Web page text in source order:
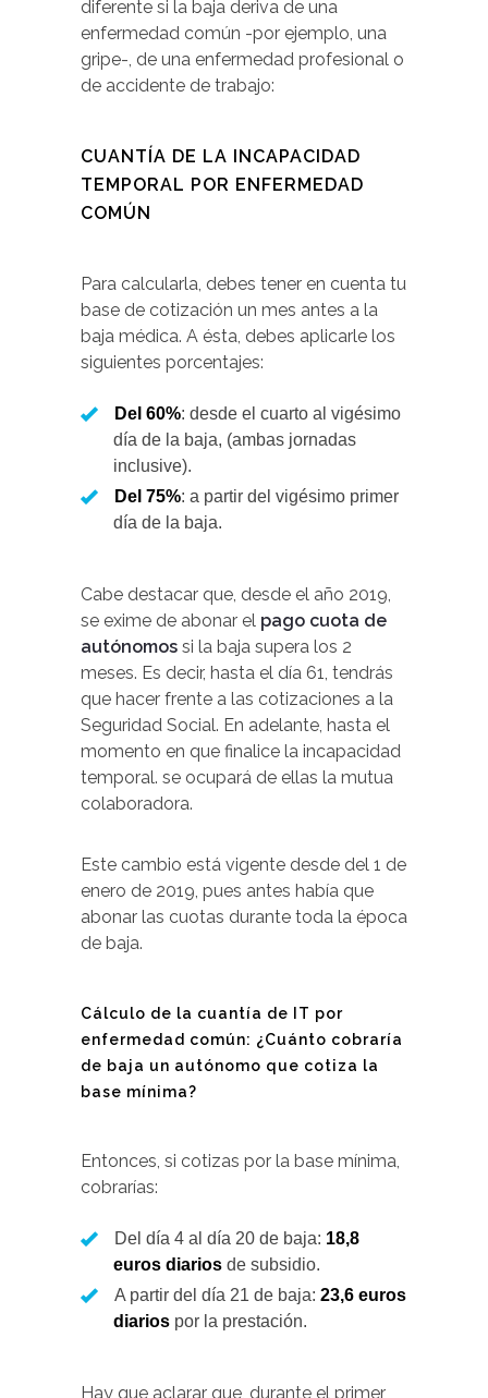
diferente si la baja deriva de una
enfermedad común -por ejemplo, una
gripe-, de una enfermedad profesional o
de accidente de trabajo:
CUANTÍA DE LA INCAPACIDAD
TEMPORAL POR ENFERMEDAD
COMÚN
Para calcularla, debes tener en cuenta tu
base de cotización un mes antes a la
baja médica. A ésta, debes aplicarle los
siguientes porcentajes:
Del 60%: desde el cuarto al vigésimo
día de la baja, (ambas jornadas
inclusive).
Del 75%: a partir del vigésimo primer
día de la baja.
Cabe destacar que, desde el año 2019,
se exime de abonar el pago cuota de
autónomos si la baja supera los 2
meses. Es decir, hasta el día 61, tendrás
que hacer frente a las cotizaciones a la
Seguridad Social. En adelante, hasta el
momento en que finalice la incapacidad
temporal. se ocupará de ellas la mutua
colaboradora.
Este cambio está vigente desde del 1 de
enero de 2019, pues antes había que
abonar las cuotas durante toda la época
de baja.
Cálculo de la cuantía de IT por
enfermedad común: ¿Cuánto cobraría
de baja un autónomo que cotiza la
base mínima?
Entonces, si cotizas por la base mínima,
cobrarías:
Del día 4 al día 20 de baja: 18,8
euros diarios de subsidio.
A partir del día 21 de baja: 23,6 euros
diarios por la prestación.
Hay que aclarar que, durante el primer